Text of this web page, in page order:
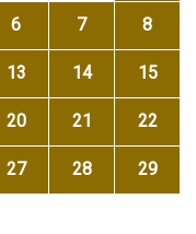
6 7 8
13 14 15
20 21 22
27 28 29